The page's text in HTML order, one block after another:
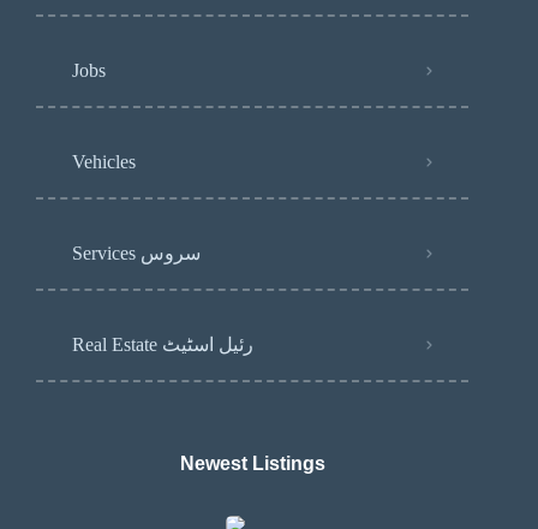
Jobs
Vehicles
Services سروس
Real Estate رئیل اسٹیٹ
Newest Listings​